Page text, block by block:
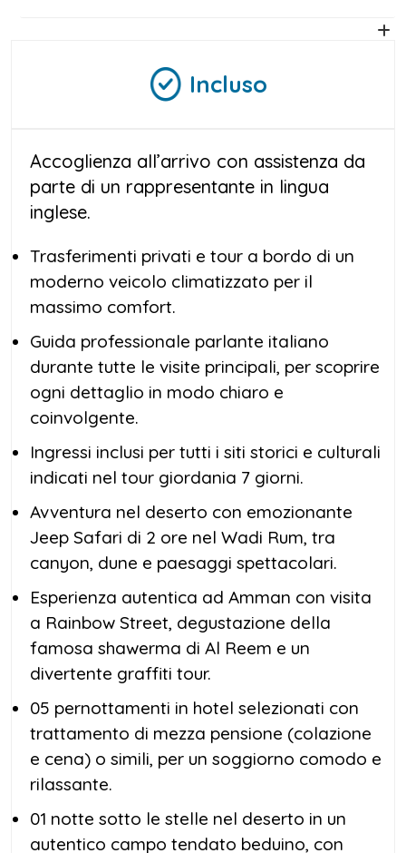
shawerma di Al-Reem e ammirando i graffiti
intensa e ricca di emozioni, farai ritorno
Questoitinerario Giordania 7 giorniè
l’ideale per chi cerca un perfetto equilibrio
tra cultura, avventura e relax. Un’esperienza
completa e coinvolgente che racchiude il
meglio del paese in untour Giordania una
settimanaben organizzato e accompagnato
da esperte guide italiane.
Incluso
Accoglienza all’arrivo con assistenza da
parte di un rappresentante in lingua
inglese.
Trasferimenti privati e tour a bordo di un
moderno veicolo climatizzato per il
massimo comfort.
Guida professionale parlante italiano
durante tutte le visite principali, per scoprire
ogni dettaglio in modo chiaro e
coinvolgente.
Ingressi inclusi per tutti i siti storici e culturali
indicati nel tour giordania 7 giorni.
Avventura nel deserto con emozionante
Jeep Safari di 2 ore nel Wadi Rum, tra
canyon, dune e paesaggi spettacolari.
Esperienza autentica ad Amman con visita
a Rainbow Street, degustazione della
famosa shawerma di Al Reem e un
divertente graffiti tour.
05 pernottamenti in hotel selezionati con
trattamento di mezza pensione (colazione
e cena) o simili, per un soggiorno comodo e
rilassante.
01 notte sotto le stelle nel deserto in un
autentico campo tendato beduino, con